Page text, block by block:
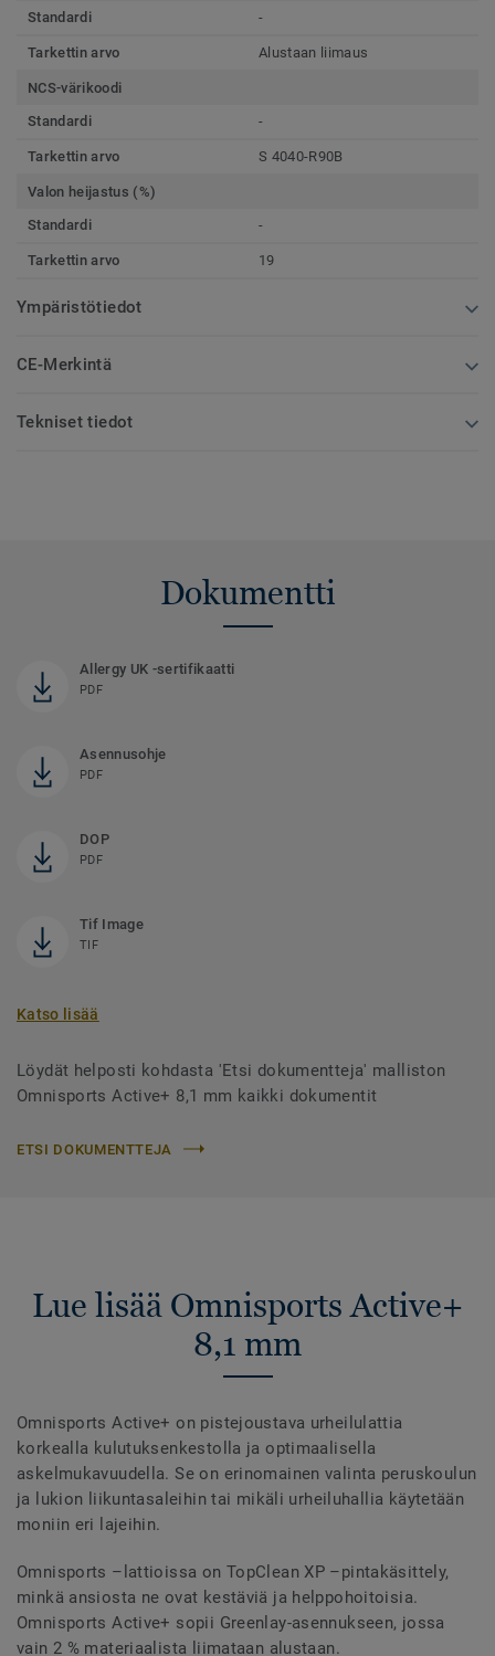
Standardi
-
Tarkettin arvo Alustaan liimaus
NCS-värikoodi
Standardi
-
Tarkettin arvo S 4040-R90B
Valon heijastus (%)
Standardi
-
Tarkettin arvo 19
Ympäristötiedot
CE-Merkintä
Tekniset tiedot
Dokumentti
Allergy UK -sertifikaatti
PDF
Asennusohje
PDF
DOP
PDF
Tif Image
TIF
Katso lisää
Löydät helposti kohdasta 'Etsi dokumentteja' malliston
Omnisports Active+ 8,1 mm kaikki dokumentit
ETSI DOKUMENTTEJA
Lue lisää Omnisports Active+
8,1 mm
Omnisports Active+ on pistejoustava urheilulattia
korkealla kulutuksenkestolla ja optimaalisella
askelmukavuudella. Se on erinomainen valinta peruskoulun
ja lukion liikuntasaleihin tai mikäli urheiluhallia käytetään
moniin eri lajeihin.
Omnisports –lattioissa on TopClean XP –pintakäsittely,
minkä ansiosta ne ovat kestäviä ja helppohoitoisia.
Omnisports Active+ sopii Greenlay-asennukseen, jossa
vain 2 % materiaalista liimataan alustaan.